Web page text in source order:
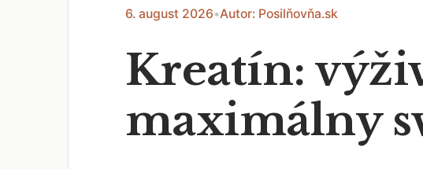
6. august 2026•Autor: Posilňovňa.sk
Kreatín:
maximálny